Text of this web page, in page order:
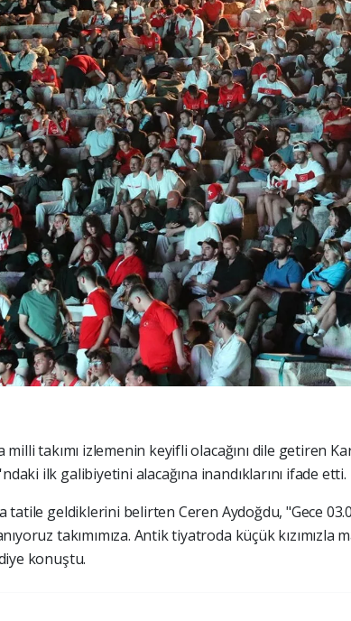
takımı izlemenin keyifli olacağını dile getiren
ilk galibiyetini alacağına inandıklarını ifade etti.
tatile geldiklerini belirten Ceren Aydoğdu, "Gece
takımımıza. Antik tiyatroda küçük kızımızla
konuştu.